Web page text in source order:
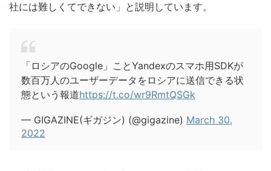
社には難しくてできない」と説明しています。
「ロシアのGoogle」ことYandexのスマホ用SDKが
数百万人のユーザーデータをロシアに送信できる状
態という報道https://t.co/wr9RmtQSGk
— GIGAZINE(ギガジン) (@gigazine) March 30,
2022